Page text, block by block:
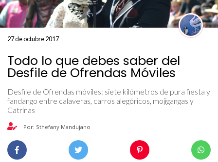
27 de octubre 2017
Todo lo que debes saber del
Desfile de Ofrendas Móviles
Desfile de Ofrendas móviles: siete kilómetros de pura fiesta y
fandango entre calaveras, carros alegóricos, mojigangas y
Catrinas
Por: Sthefany Mandujano